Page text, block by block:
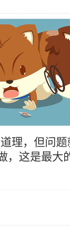
理，但问
，这是最大